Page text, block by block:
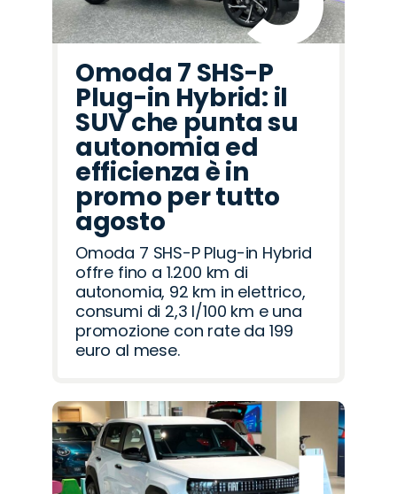
Omoda 7 SHS-P
Plug-in Hybrid: il
SUV che punta su
autonomia ed
efficienza è in
promo per tutto
agosto
Omoda 7 SHS-P Plug-in Hybrid
offre fino a 1.200 km di
autonomia, 92 km in elettrico,
consumi di 2,3 l/100 km e una
promozione con rate da 199
euro al mese.